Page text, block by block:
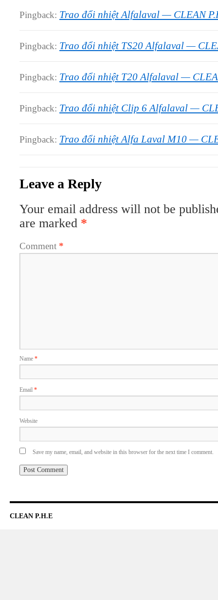
Pingback: Trao đổi nhiệt Alfalaval — CLEAN
Pingback: Trao đổi nhiệt TS20 Alfalaval —
Pingback: Trao đổi nhiệt T20 Alfalaval —
Pingback: Trao đổi nhiệt Clip 6 Alfalaval —
Pingback: Trao đổi nhiệt Alfa Laval M10 —
Leave a Reply
Your email address will not be
are marked *
Comment *
Name *
Email *
Website
Save my name, email, and website in this browser for the next time I comment.
CLEAN P.H.E